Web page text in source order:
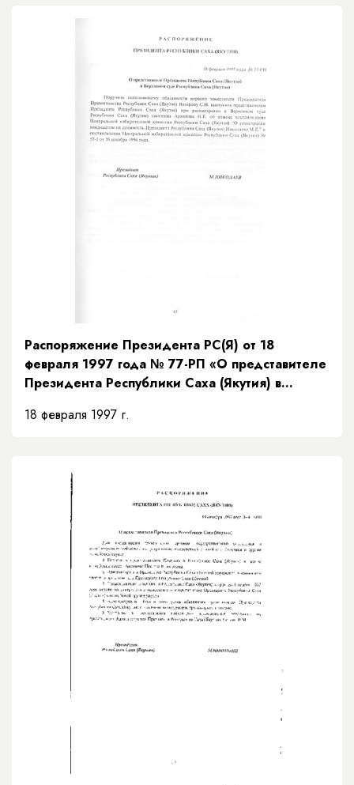
Распоряжение Президента РС(Я) от 18
февраля 1997 года № 77-РП «О представителе
Президента Республики Саха (Якутия) в
18 февраля 1997 г.